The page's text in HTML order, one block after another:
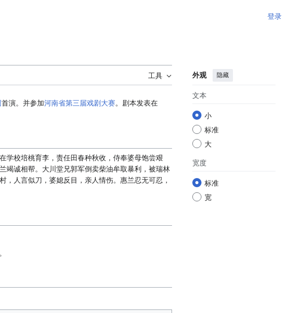
登录
工具 外观 隐藏
文本
小
标准
大
宽度
标准
宽
首演。并参加河南省第三届戏剧大赛。剧本发表在
学校培桃育李，责任田春种秋收，侍奉婆母饱尝艰
竭诚相帮。大川堂兄郭军倒卖柴油牟取暴利，被瑞林
人言似刀，婆媳反目，亲人情伤。惠兰忍无可忍，
。